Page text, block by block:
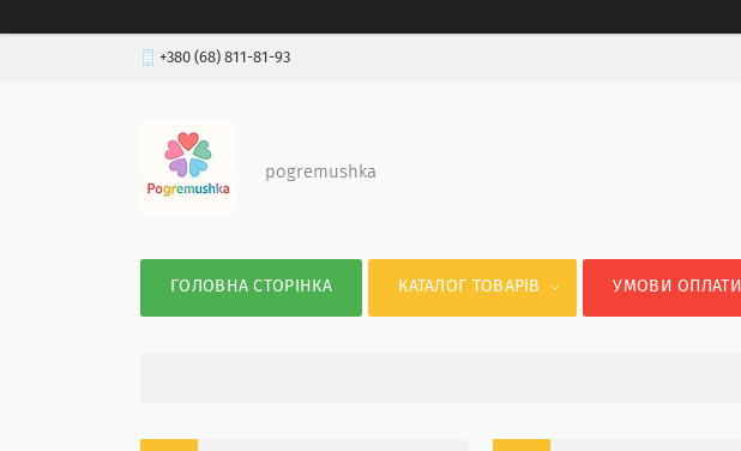
+380 (68) 811-81-93
pogremushka
ГОЛОВНА СТОРІНКА КАТАЛОГ ТОВАРІВ УМОВИ ОПЛАТИ